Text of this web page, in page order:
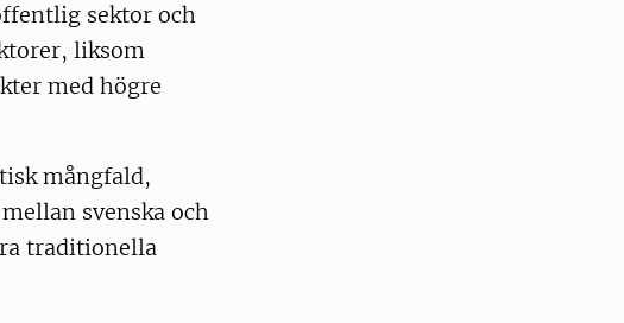
sektor och
liksom
med högre
mångfald,
svenska och
traditionella